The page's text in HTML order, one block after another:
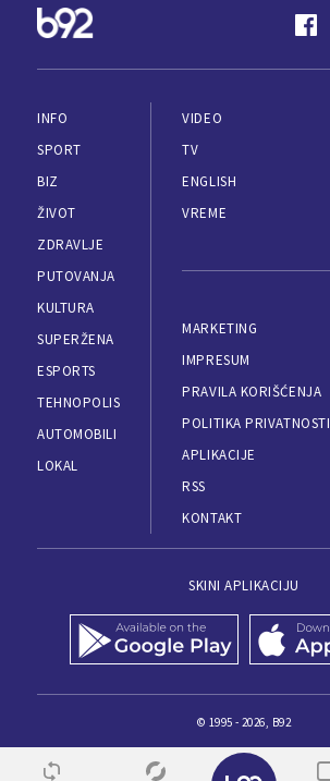
INFO
SPORT
BIZ
ŽIVOT
ZDRAVLJE
PUTOVANJA
KULTURA
SUPERŽENA
ESPORTS
TEHNOPOLIS
AUTOMOBILI
LOKAL
VIDEO
TV
ENGLISH
VREME
MARKETING
IMPRESUM
PRAVILA KORIŠĆENJA
POLITIKA PRIVATNOSTI
APLIKACIJE
RSS
KONTAKT
SKINI APLIKACIJU
© 1995 - 2026, B92